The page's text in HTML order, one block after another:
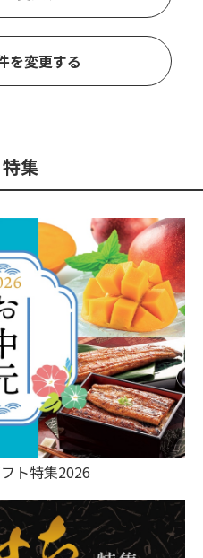
を変更する
集
ト特集2026